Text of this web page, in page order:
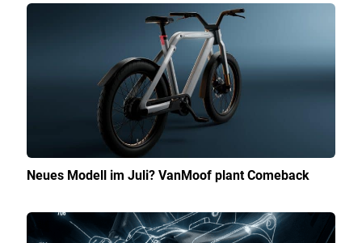
Neues Modell im Juli? VanMoof plant Comeback